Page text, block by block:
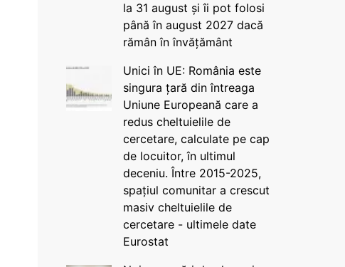
la 31 august și îi pot folosi
până în august 2027 dacă
rămân în învățământ
Unici în UE: România este
singura țară din întreaga
Uniune Europeană care a
redus cheltuielile de
cercetare, calculate pe cap
de locuitor, în ultimul
deceniu. Între 2015-2025,
spațiul comunitar a crescut
masiv cheltuielile de
cercetare - ultimele date
Eurostat